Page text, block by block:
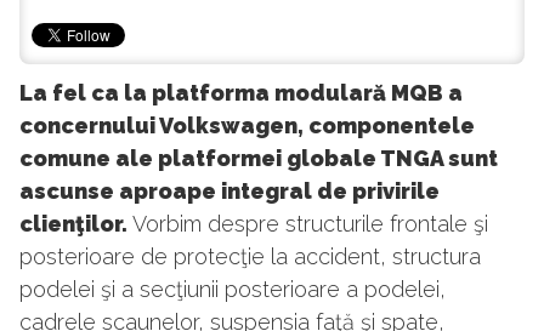
La fel ca la platforma modulară MQB a
concernului Volkswagen, componentele
comune ale platformei globale TNGA sunt
ascunse aproape integral de privirile
clienţilor. Vorbim despre structurile frontale şi
posterioare de protecţie la accident, structura
podelei şi a secţiunii posterioare a podelei,
cadrele scaunelor, suspensia faţă şi spate,